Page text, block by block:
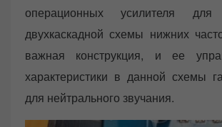
операционных усилителя для
двухкаскадной схемы нижних
важная конструкция, и ее
характеристики в данной схемы
для нейтрального звучания.